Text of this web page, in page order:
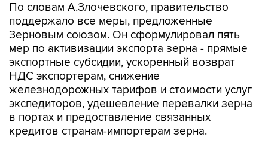
По словам А.Злочевского, правительство
поддержало все меры, предложенные
Зерновым союзом. Он сформулировал пять
мер по активизации экспорта зерна - прямые
экспортные субсидии, ускоренный возврат
НДС экспортерам, снижение
железнодорожных тарифов и стоимости услуг
экспедиторов, удешевление перевалки зерна
в портах и предоставление связанных
кредитов странам-импортерам зерна.